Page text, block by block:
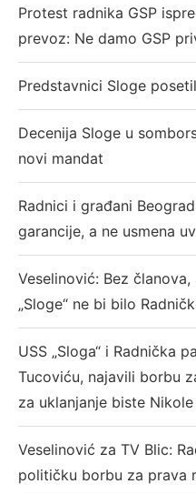
Protest radnika GSP
prevoz: Ne damo GSP
Predstavnici Sloge
Decenija Sloge u
novi mandat
Radnici i građani
garancije, a ne usmena
Veselinović: Bez
„Sloge“ ne bi bilo
USS „Sloga“ i Radnička
Tucoviću, najavili borbu
za uklanjanje biste Nikole
Veselinović za TV Blic:
političku borbu za prava